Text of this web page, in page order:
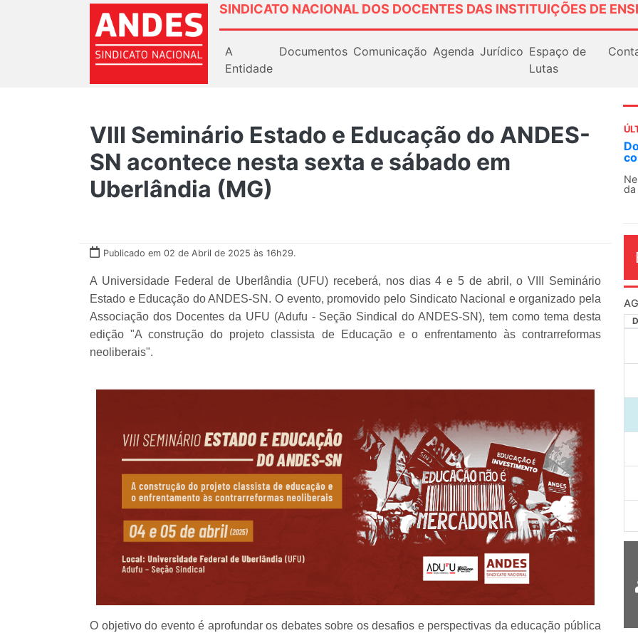
SINDICATO NACIONAL DOS DOCENTES DAS INSTITUIÇÕES DE
A
Entidade
Documentos Comunicação Agenda Jurídico Espaço de
Lutas
VIII Seminário Estado e Educação do ANDES-
SN acontece nesta sexta e sábado em
Uberlândia (MG)
Publicado em 02 de Abril de 2025 às 16h29.
A Universidade Federal de Uberlândia (UFU) receberá, nos dias 4 e 5 de abril, o VIII Seminário
Estado e Educação do ANDES-SN. O evento, promovido pelo Sindicato Nacional e organizado pela
Associação dos Docentes da UFU (Adufu - Seção Sindical do ANDES-SN), tem como tema desta
edição "A construção do projeto classista de Educação e o enfrentamento às contrarreformas
neoliberais".
O objetivo do evento é aprofundar os debates sobre os desafios e perspectivas da educação pública
O